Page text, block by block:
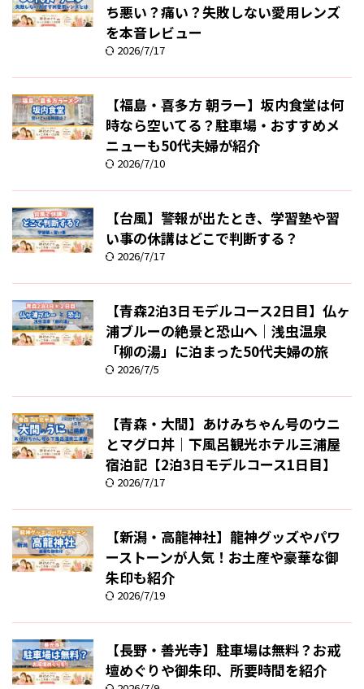
ち悪い？痛い？失敗しない愛用レンズ
を本音レビュー
2026/7/17
【福島・喜多方 朝ラー】坂内食堂は何
時なら空いてる？駐車場・おすすめメ
ニューも50代夫婦が紹介
2026/7/10
【台風】警報が出たとき、学習塾や習
い事の休講はどこで判断する？
2026/7/17
【青森2泊3日モデルコース2日目】仏ヶ
浦ブルーの絶景と恐山へ｜浅虫温泉
「柳の湯」に泊まった50代夫婦の旅
2026/7/5
【青森・大間】あけみちゃん号のウニ
とマグロ丼｜下風呂観光ホテル三浦屋
宿泊記【2泊3日モデルコース1日目】
2026/7/17
【新潟・高龍神社】龍神グッズやパワ
ーストーンが人気！お土産や豪華な御
朱印も紹介
2026/7/19
【長野・善光寺】駐車場は無料？お戒
壇めぐりや御朱印、所要時間を紹介